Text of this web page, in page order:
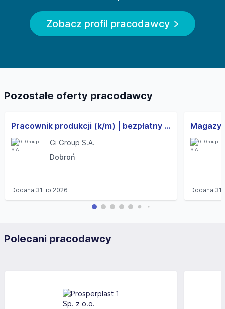
Zobacz profil pracodawcy
Pozostałe oferty pracodawcy
Pracownik produkcji (k/m) | bezpłatny transport | wolne weekendy
Gi Group S.A.
Dobroń
Dodana 31 lip 2026 Dodana 31
Polecani pracodawcy